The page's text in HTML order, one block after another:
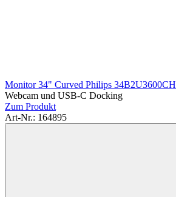
Monitor 34" Curved Philips 34B2U3600CH
Webcam und USB-C Docking
Zum Produkt
Art-Nr.: 164895